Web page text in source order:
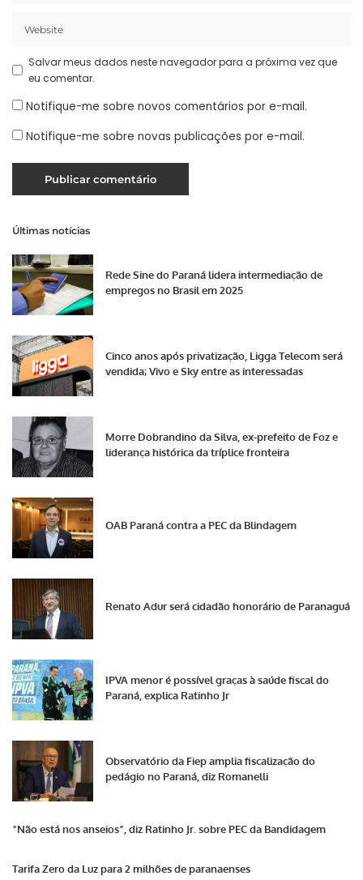
Salvar meus dados neste navegador para a próxima vez que
eu comentar.
Notifique-me sobre novos comentários por e-mail.
Notifique-me sobre novas publicações por e-mail.
Últimas notícias
Rede Sine do Paraná lidera intermediação de
empregos no Brasil em 2025
Cinco anos após privatização, Ligga Telecom será
vendida; Vivo e Sky entre as interessadas
Morre Dobrandino da Silva, ex-prefeito de Foz e
liderança histórica da tríplice fronteira
OAB Paraná contra a PEC da Blindagem
Renato Adur será cidadão honorário de Paranaguá
IPVA menor é possível graças à saúde fiscal do
Paraná, explica Ratinho Jr
Observatório da Fiep amplia fiscalização do
pedágio no Paraná, diz Romanelli
“Não está nos anseios”, diz Ratinho Jr. sobre PEC da Bandidagem
Tarifa Zero da Luz para 2 milhões de paranaenses